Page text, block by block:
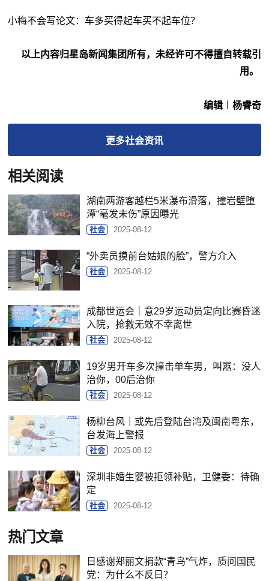
小梅不会写论文：车多买得起车买不起车位？
以上内容归星岛新闻集团所有，未经许可不得擅自转载引
用。
编辑︱杨睿奇
更多社会资讯
相关阅读
湖南两游客越栏5米瀑布滑落，撞岩壁堕
潭“毫发未伤”原因曝光
社会 2025-08-12
“外卖员摸前台姑娘的脸”，警方介入
社会 2025-08-12
成都世运会｜意29岁运动员定向比赛昏迷
入院，抢救无效不幸离世
社会 2025-08-12
19岁男开车多次撞击单车男，叫嚣：没人
治你，00后治你
社会 2025-08-12
杨柳台风｜或先后登陆台湾及闽南粤东，
台发海上警报
社会 2025-08-12
深圳非婚生婴被拒领补贴，卫健委：待确
定
社会 2025-08-12
热门文章
日感谢郑丽文捐款“青鸟”气炸，质问国民
党：为什么不反日？